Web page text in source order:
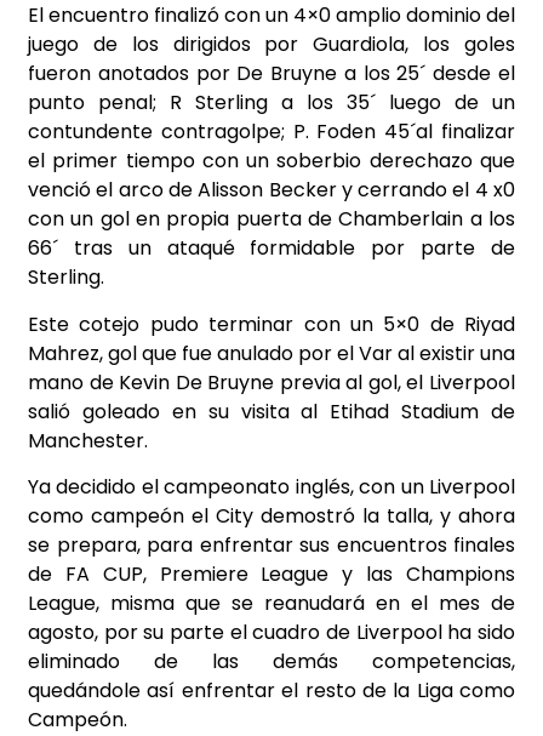
El encuentro finalizó con un 4×0 amplio dominio del
juego de los dirigidos por Guardiola, los goles
fueron anotados por De Bruyne a los 25´ desde el
punto penal; R Sterling a los 35´ luego de un
contundente contragolpe; P. Foden 45´al finalizar
el primer tiempo con un soberbio derechazo que
venció el arco de Alisson Becker y cerrando el 4 x0
con un gol en propia puerta de Chamberlain a los
66´ tras un ataqué formidable por parte de
Sterling.
Este cotejo pudo terminar con un 5×0 de Riyad
Mahrez, gol que fue anulado por el Var al existir una
mano de Kevin De Bruyne previa al gol, el Liverpool
salió goleado en su visita al Etihad Stadium de
Manchester.
Ya decidido el campeonato inglés, con un Liverpool
como campeón el City demostró la talla, y ahora
se prepara, para enfrentar sus encuentros finales
de FA CUP, Premiere League y las Champions
League, misma que se reanudará en el mes de
agosto, por su parte el cuadro de Liverpool ha sido
eliminado de las demás competencias,
quedándole así enfrentar el resto de la Liga como
Campeón.